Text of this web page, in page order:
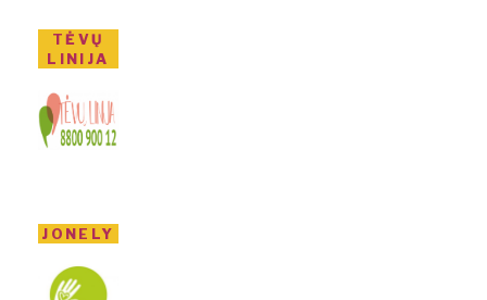
TĖVŲ
LINIJA
JONELY